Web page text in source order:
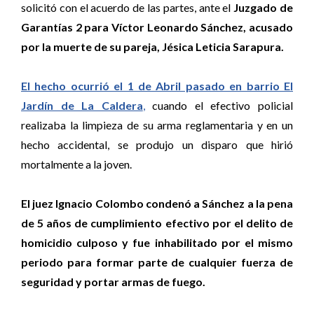
solicitó con el acuerdo de las partes, ante el Juzgado de
Garantías 2 para Víctor Leonardo Sánchez, acusado
por la muerte de su pareja, Jésica Leticia Sarapura.
El hecho ocurrió el 1 de Abril pasado en barrio El
Jardín de La Caldera,cuando el efectivo policial
realizaba la limpieza de su arma reglamentaria y en un
hecho accidental, se produjo un disparo que hirió
mortalmente a la joven.
El juez Ignacio Colombo condenó a Sánchez a la pena
de 5 años de cumplimiento efectivo por el delito de
homicidio culposo y fue inhabilitado por el mismo
periodo para formar parte de cualquier fuerza de
seguridad y portar armas de fuego.